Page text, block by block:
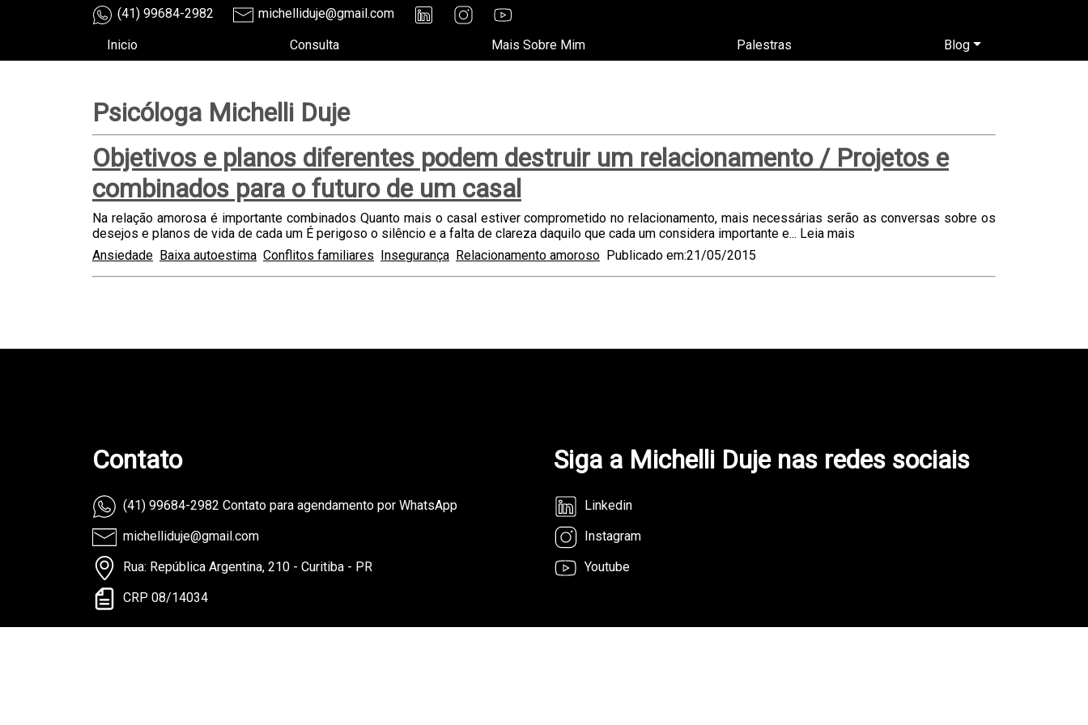
(41) 99684-2982 michelliduje@gmail.com
Inicio Consulta Mais Sobre Mim Palestras Blog
Psicóloga Michelli Duje
Objetivos e planos diferentes podem destruir um relacionamento / Projetos e
combinados para o futuro de um casal
Na relação amorosa é importante combinados Quanto mais o casal estiver comprometido no relacionamento, mais necessárias serão as conversas sobre os
desejos e planos de vida de cada um É perigoso o silêncio e a falta de clareza daquilo que cada um considera importante e... Leia mais
Ansiedade Baixa autoestima Conflitos familiares Insegurança Relacionamento amoroso Publicado em:21/05/2015
Contato
(41) 99684-2982 Contato para agendamento por WhatsApp
michelliduje@gmail.com
Rua: República Argentina, 210 - Curitiba - PR
CRP 08/14034
Siga a Michelli Duje nas redes sociais
Linkedin
Instagram
Youtube